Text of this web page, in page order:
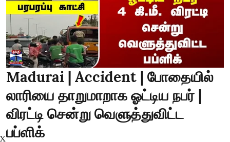
Madurai | Accident | போதையில்
லாரியை தாறுமாறாக ஓட்டிய நபர் |
விரட்டி சென்று வெளுத்துவிட்ட
பப்ளிக்
X